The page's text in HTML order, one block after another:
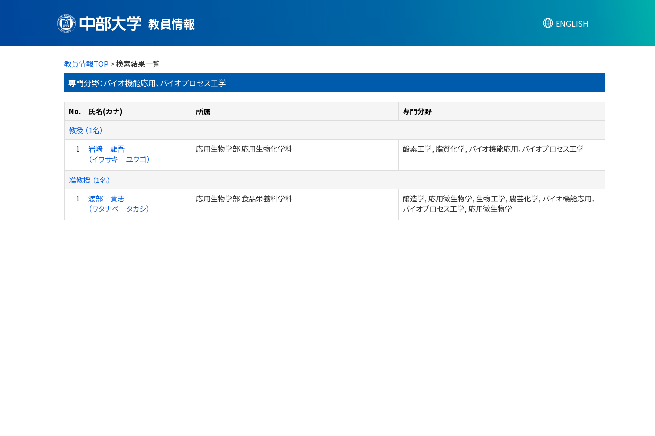
教員情報 ENGLISH
教員情報TOP > 検索結果一覧
専門分野：バイオ機能応用、バイオプロセス工学
No. 氏名(カナ) 所属
専門分野
教授 （1名）
1
岩崎 雄吾
（イワサキ ユウゴ）
応用生物学部 応用生物化学科 酸素工学, 脂質化学, バイオ機能応用、バイオプロセス工学
准教授 （1名）
1
渡部 貴志
（ワタナベ タカシ）
応用生物学部 食品栄養科学科
醸造学, 応用微生物学, 生物工学, 農芸化学, バイオ機能応用、
バイオプロセス工学, 応用微生物学